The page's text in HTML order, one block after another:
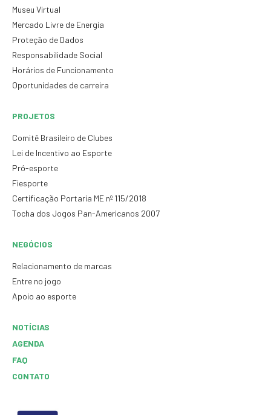
Museu Virtual
Mercado Livre de Energia
Proteção de Dados
Responsabilidade Social
Horários de Funcionamento
Oportunidades de carreira
PROJETOS
Comitê Brasileiro de Clubes
Lei de Incentivo ao Esporte
Pró-esporte
Fiesporte
Certificação Portaria ME nº 115/2018
Tocha dos Jogos Pan-Americanos 2007
NEGÓCIOS
Relacionamento de marcas
Entre no jogo
Apoio ao esporte
NOTÍCIAS
AGENDA
FAQ
CONTATO